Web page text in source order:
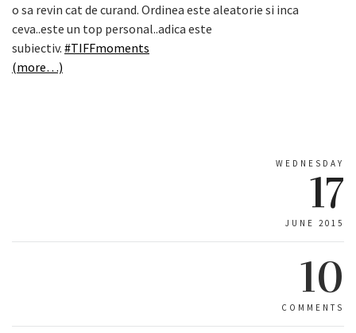
o sa revin cat de curand. Ordinea este aleatorie si inca
ceva..este un top personal..adica este
subiectiv. #‎TIFFmoments‬
(more…)
WEDNESDAY
17
JUNE 2015
10
COMMENTS